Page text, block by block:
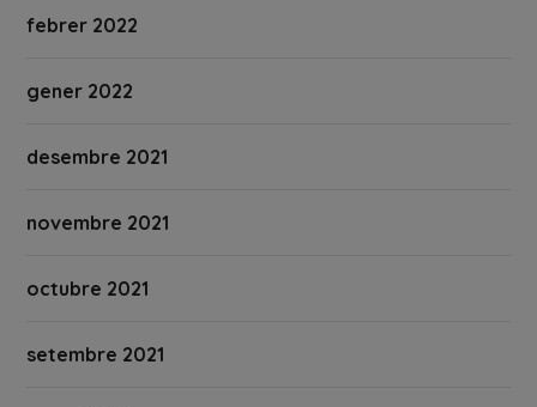
febrer 2022
gener 2022
desembre 2021
novembre 2021
octubre 2021
setembre 2021